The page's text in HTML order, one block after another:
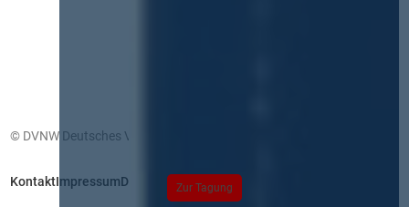
Zur Tagung
© DVNW Deutsches Vergabenetzwerk GmbH
KontaktImpressumDatenschutz